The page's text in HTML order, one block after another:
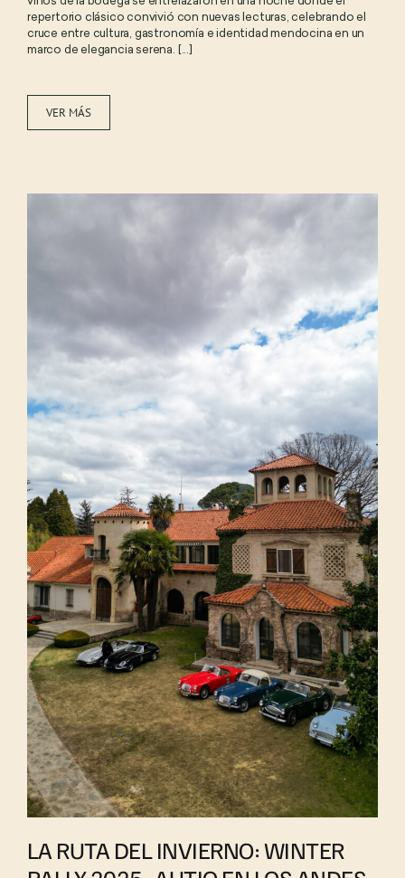
repertorio clásico convivió con nuevas lecturas, celebrando el
cruce entre cultura, gastronomía e identidad mendocina en un
marco de elegancia serena. [...]
VER MÁS
LA RUTA DEL INVIERNO: WINTER